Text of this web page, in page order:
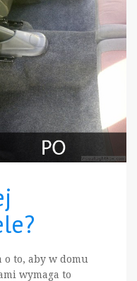
o to, aby w domu
wymaga to